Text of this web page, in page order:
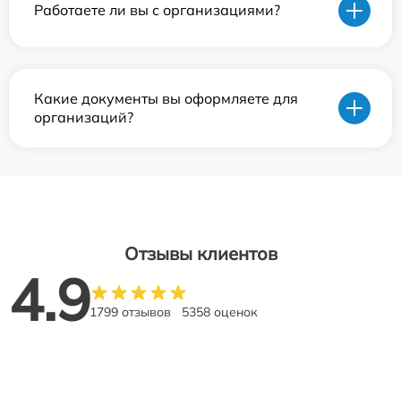
Работаете ли вы с организациями?
Какие документы вы оформляете для
организаций?
Отзывы клиентов
4.91799 отзывов 5358 оценок